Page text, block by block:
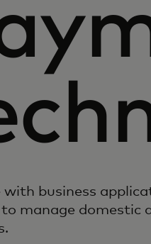
with business
manage domestic